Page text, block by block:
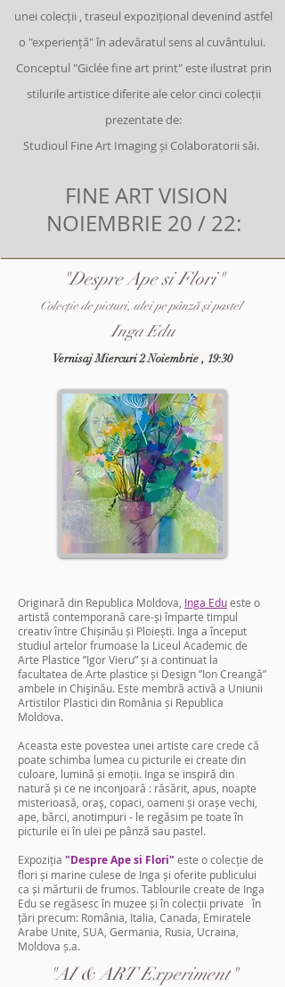
"Despre Ape si Flori"
Colecție de picturi, ulei pe pânză și pastel
Inga Edu
Vernisaj Miercuri 2 Noiembrie , 19:30
Originară din Republica Moldova, Inga Edueste o
artistă contemporană care-și împarte timpul
creativ între Chișinău și Ploiești. Inga a început
studiul artelor frumoase la Liceul Academic de
Arte Plastice ”Igor Vieru” și a continuat la
facultatea de Arte plastice și Design ”Ion Creangă”
ambele in Chişinău. Este membră activă a Uniunii
Artistilor Plastici din România și Republica
Moldova.
Aceasta este povestea unei artiste care crede că
poate schimba lumea cu picturile ei create din
culoare, lumină și emoții. Inga se inspiră din
natură și ce ne inconjoară : răsărit, apus, noapte
misterioasă, oraș, copaci, oameni și orașe vechi,
ape, bărci, anotimpuri - le regăsim pe toate în
picturile ei în ulei pe pânză sau pastel.
Expoziția "Despre Ape si Flori" este o colecție de
flori și marine culese de Inga și oferite publicului
ca și mărturii de frumos. Tablourile create de Inga
Edu se regăsesc în muzee și în colecții private în
țări precum: România, Italia, Canada, Emiratele
Arabe Unite, SUA, Germania, Rusia, Ucraina,
Moldova ș.a.
"AI & ART Experiment"
unei colecții , traseul expozițional devenind astfel
o "experiență" în adevăratul sens al cuvântului.
Conceptul "Giclée fine art print" este ilustrat prin
stilurile artistice diferite ale celor cinci colecții
prezentate de:
Studioul Fine Art Imaging și Colaboratorii săi.
FINE ART VISION
NOIEMBRIE 20 / 22: